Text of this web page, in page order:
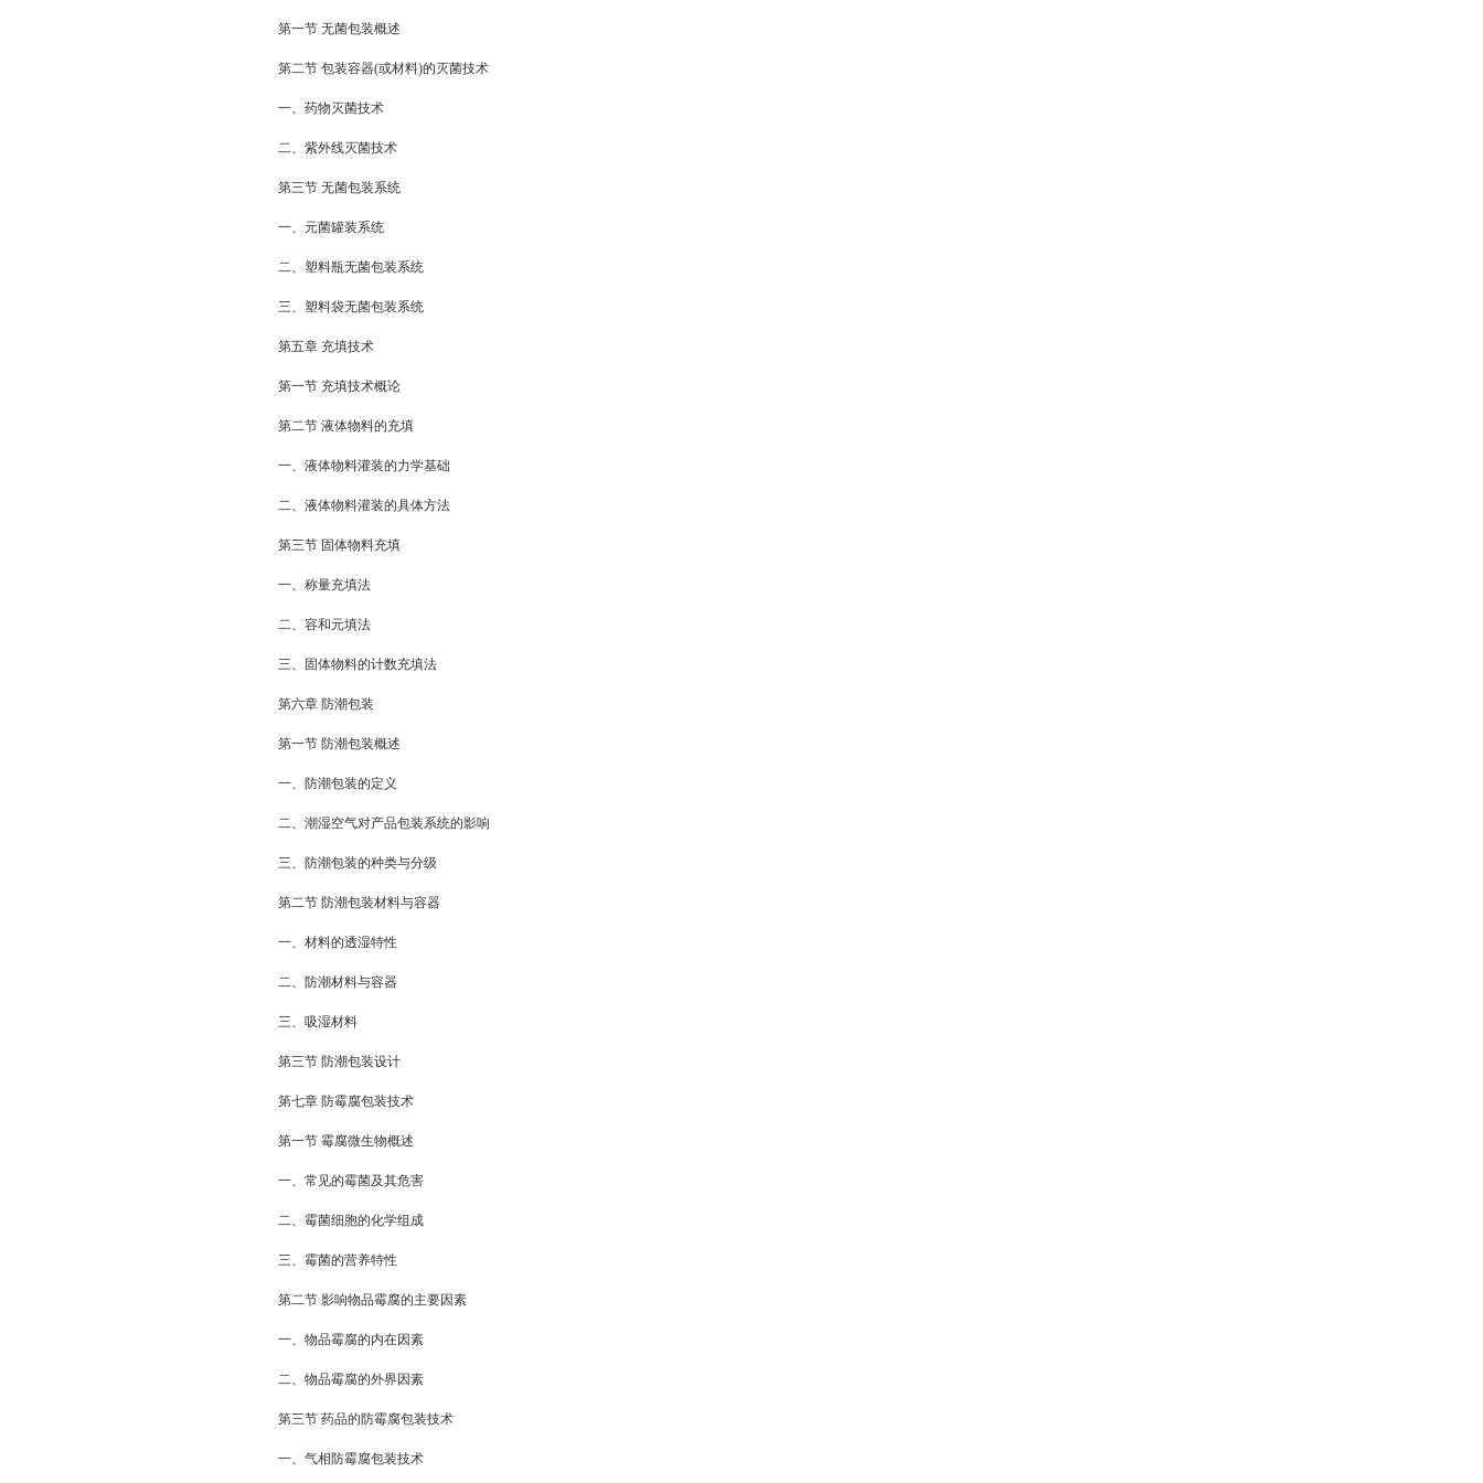
第一节 无菌包装概述
第二节 包装容器(或材料)的灭菌技术
一、药物灭菌技术
二、紫外线灭菌技术
第三节 无菌包装系统
一、元菌罐装系统
二、塑料瓶无菌包装系统
三、塑料袋无菌包装系统
第五章 充填技术
第一节 充填技术概论
第二节 液体物料的充填
一、液体物料灌装的力学基础
二、液体物料灌装的具体方法
第三节 固体物料充填
一、称量充填法
二、容和元填法
三、固体物料的计数充填法
第六章 防潮包装
第一节 防潮包装概述
一、防潮包装的定义
二、潮湿空气对产品包装系统的影响
三、防潮包装的种类与分级
第二节 防潮包装材料与容器
一、材料的透湿特性
二、防潮材料与容器
三、吸湿材料
第三节 防潮包装设计
第七章 防霉腐包装技术
第一节 霉腐微生物概述
一、常见的霉菌及其危害
二、霉菌细胞的化学组成
三、霉菌的营养特性
第二节 影响物品霉腐的主要因素
一、物品霉腐的内在因素
二、物品霉腐的外界因素
第三节 药品的防霉腐包装技术
一、气相防霉腐包装技术